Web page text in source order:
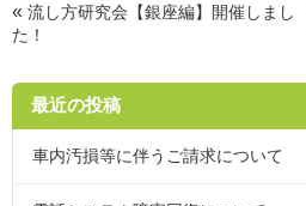
« 流し方研究会【銀座編】開催しまし
た！
最近の投稿
車内汚損等に伴うご請求について